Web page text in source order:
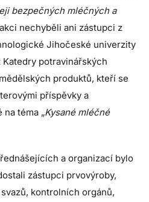
bezpečných mléčných a
akci nechyběli ani zástupci z
Jihočeské univerzity
potravinářských
produktů, kteří se
příspěvky a
na téma „Kysané mléčné
a organizací bylo
zástupci prvovýroby,
kontrolních orgánů,